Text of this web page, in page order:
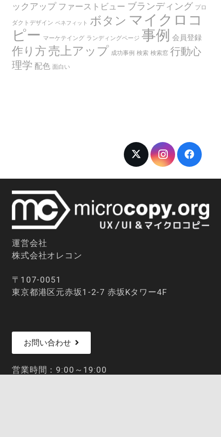
ックアップ ファーストビュー ブランディング プロ
ダクトデザイン ベネフィット ボタン マイクロコ
ピー マーケテイング ランディングページ 事例 会員登録
作り方 売上アップ 成功事例 検索 検索窓 行動心
理学 配色 面白い
運営会社
株式会社オレコン
〒107-0051
東京都港区元赤坂1-2-7 赤坂Kタワー4F
お問い合わせ
営業時間：9:00～19:00